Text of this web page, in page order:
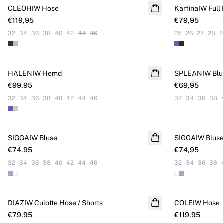
NEUHEITEN
CLEOHIW Hose
€119,95
32 34 36 38 40 42 44 46
NEUHEITEN
KarfinaIW Full
€79,95
25 26 27 28
NEUHEITEN
HALENIW Hemd
€99,95
32 34 36 38 40 42 44 46
NEUHEITEN
SPLEANIW
€69,95
32 34 36 38
NEUHEITEN
SIGGAIW Bluse
€74,95
32 34 36 38 40 42 44 46
NEUHEITEN
SIGGAIW Bluse
€74,95
32 34 36 38
NEUHEITEN
DIAZIW Culotte Hose / Shorts
€79,95
NEUHEITEN
COLEIW Hose
€119,95